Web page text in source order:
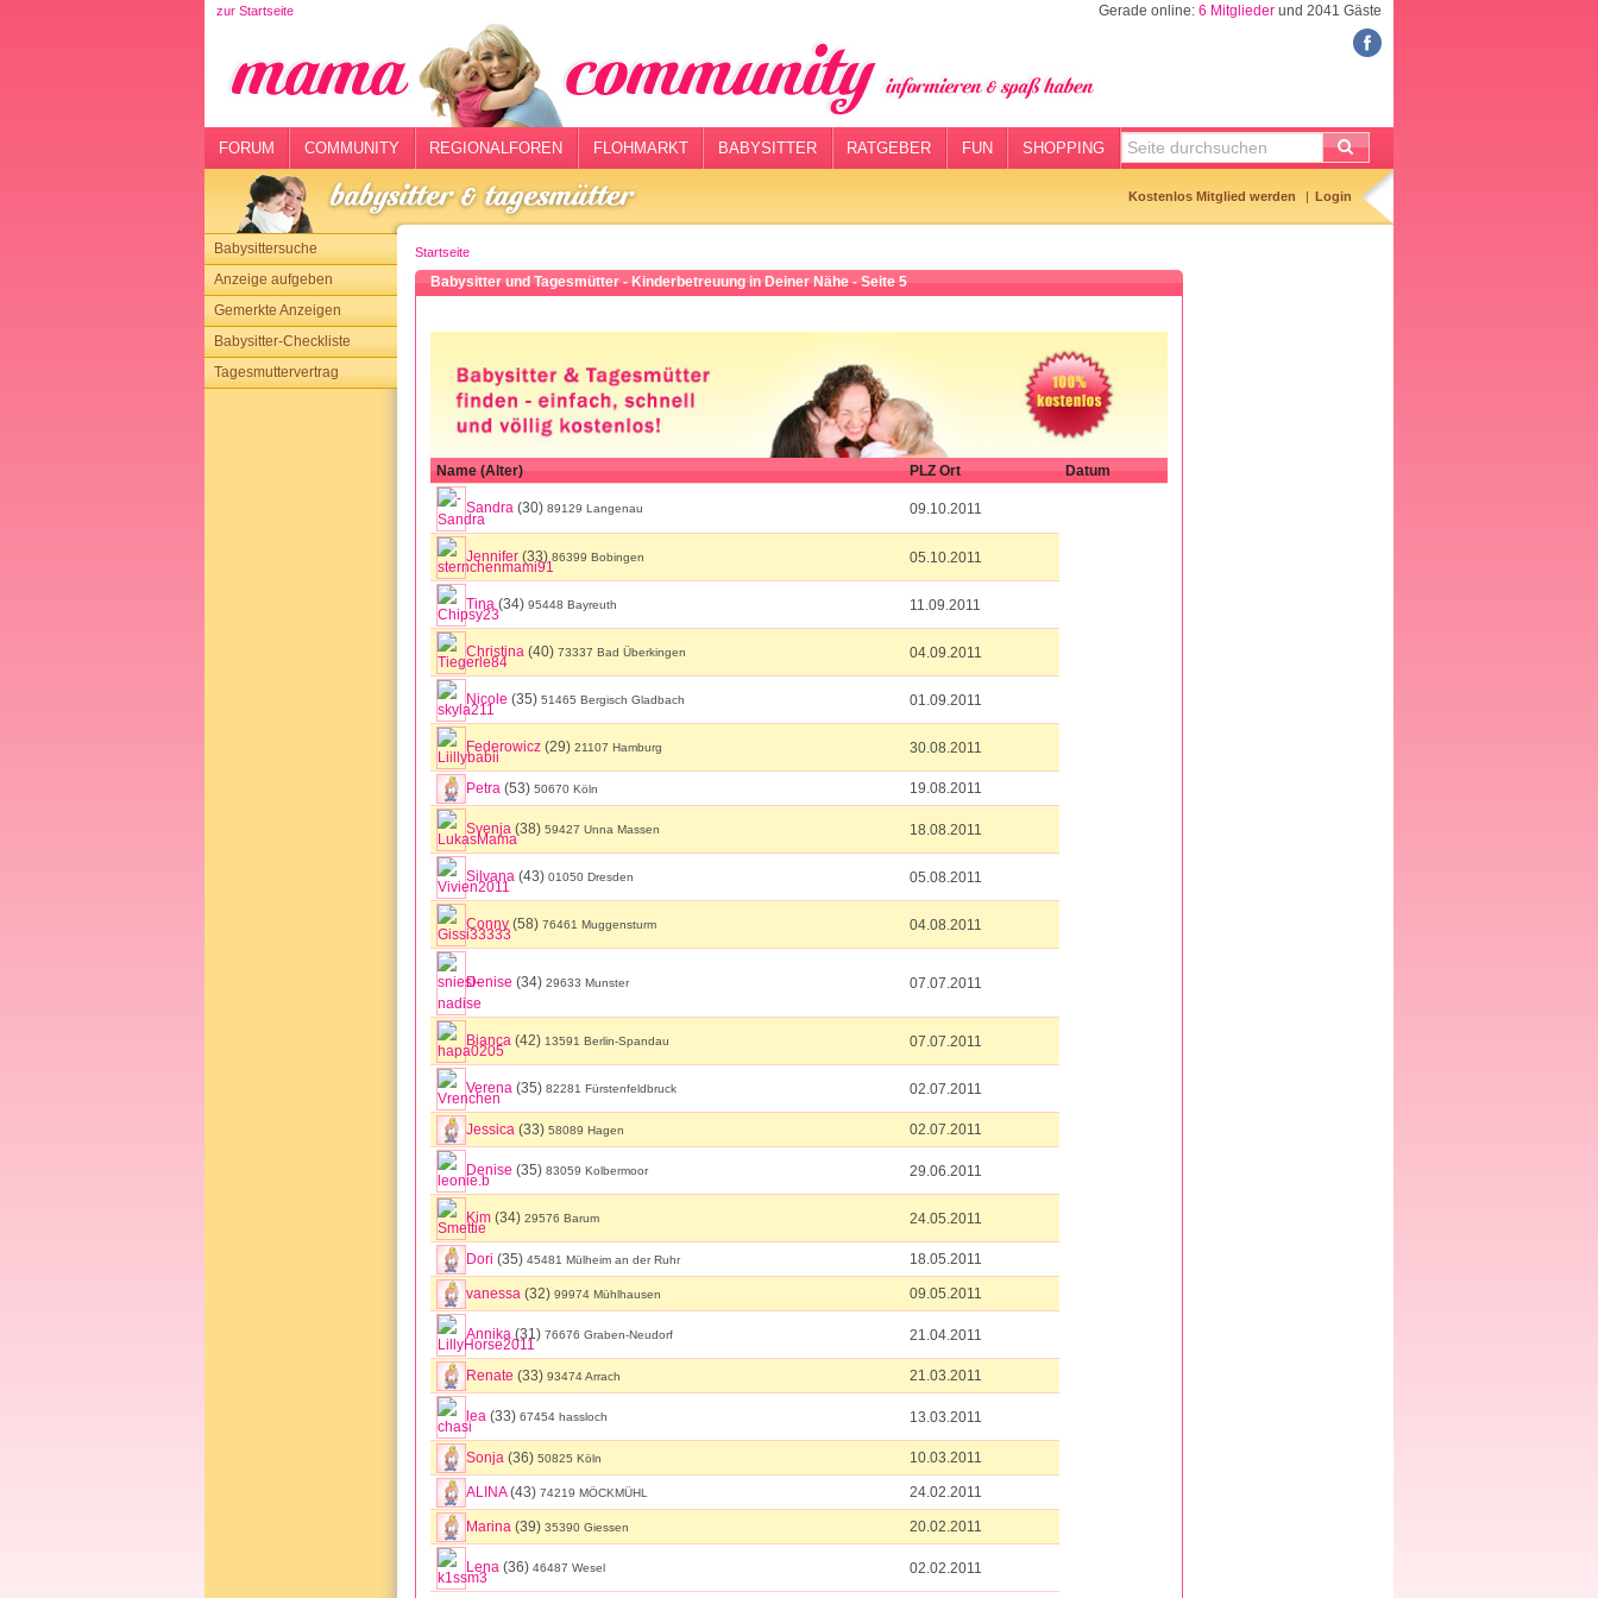
zur Startseite Gerade online: 6 Mitglieder und 2041 Gäste
FORUM COMMUNITY REGIONALFOREN FLOHMARKT BABYSITTER RATGEBER FUN SHOPPING
Kostenlos Mitglied werden Login
Babysittersuche
Anzeige aufgeben
Gemerkte Anzeigen
Babysitter-Checkliste
Tagesmuttervertrag
Startseite
Babysitter und Tagesmütter - Kinderbetreuung in Deiner Nähe - Seite 5
Name (Alter) PLZ Ort Datum
Sandra (30) 89129 Langenau 09.10.2011
Jennifer (33) 86399 Bobingen 05.10.2011
Tina (34) 95448 Bayreuth 11.09.2011
Christina (40) 73337 Bad Überkingen 04.09.2011
Nicole (35) 51465 Bergisch Gladbach 01.09.2011
Federowicz (29) 21107 Hamburg 30.08.2011
Petra (53) 50670 Köln 19.08.2011
Svenja (38) 59427 Unna Massen 18.08.2011
Silvana (43) 01050 Dresden 05.08.2011
Conny (58) 76461 Muggensturm 04.08.2011
Denise (34) 29633 Munster 07.07.2011
Bianca (42) 13591 Berlin-Spandau 07.07.2011
Verena (35) 82281 Fürstenfeldbruck 02.07.2011
Jessica (33) 58089 Hagen 02.07.2011
Denise (35) 83059 Kolbermoor 29.06.2011
Kim (34) 29576 Barum 24.05.2011
Dori (35) 45481 Mülheim an der Ruhr 18.05.2011
vanessa (32) 99974 Mühlhausen 09.05.2011
Annika (31) 76676 Graben-Neudorf 21.04.2011
Renate (33) 93474 Arrach 21.03.2011
lea (33) 67454 hassloch 13.03.2011
Sonja (36) 50825 Köln 10.03.2011
ALINA(43) 74219 MÖCKMÜHL 24.02.2011
Marina (39) 35390 Giessen 20.02.2011
Lena (36) 46487 Wesel 02.02.2011